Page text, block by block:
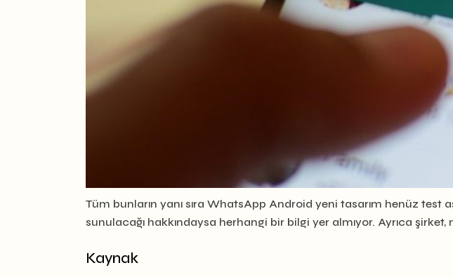
Tüm bunların yanı sıra WhatsApp Android yeni tasarım henüz
sunulacağı hakkındaysa herhangi bir bilgi yer almıyor. Ayrıca
Kaynak